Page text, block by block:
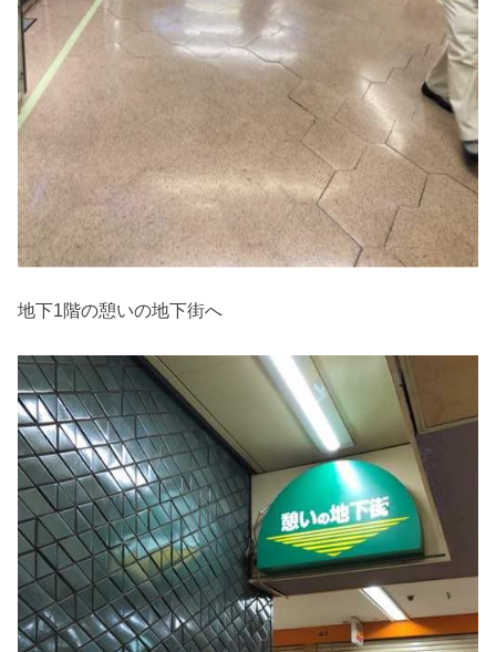
地下1階の憩いの地下街へ